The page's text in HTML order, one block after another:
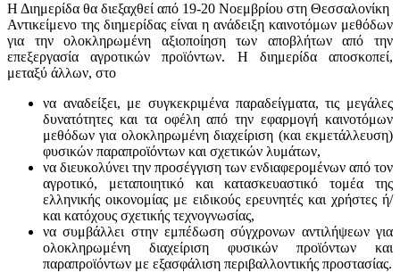
Η Διημερίδα θα διεξαχθεί από 19-20 Νοεμβρίου στη Θεσσαλονίκη
Αντικείμενο της διημερίδας είναι η ανάδειξη καινοτόμων μεθόδων
για την ολοκληρωμένη αξιοποίηση των αποβλήτων από την
επεξεργασία αγροτικών προϊόντων. Η διημερίδα αποσκοπεί,
μεταξύ άλλων, στο
να αναδείξει, με συγκεκριμένα παραδείγματα, τις μεγάλες
δυνατότητες και τα οφέλη από την εφαρμογή καινοτόμων
μεθόδων για ολοκληρωμένη διαχείριση (και εκμετάλλευση)
φυσικών παραπροϊόντων και σχετικών λυμάτων,
να διευκολύνει την προσέγγιση των ενδιαφερομένων από τον
αγροτικό, μεταποιητικό και κατασκευαστικό τομέα της
ελληνικής οικονομίας με ειδικούς ερευνητές και χρήστες ή/
και κατόχους σχετικής τεχνογνωσίας,
να συμβάλλει στην εμπέδωση σύγχρονων αντιλήψεων για
ολοκληρωμένη διαχείριση φυσικών προϊόντων και
παραπροϊόντων με εξασφάλιση περιβαλλοντικής προστασίας.